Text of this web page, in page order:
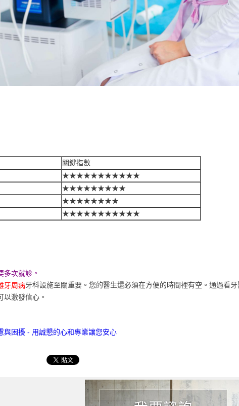
關鍵指數
★★★★★★★★★★★
★★★★★★★★★
★★★★★★★★
★★★★★★★★★★★
多次就診。
牙周病牙科設施至關重要。您的醫生還必須在方便的時間裡有空。通過看
以激發信心。
與困擾 - 用誠懇的心和專業讓您安心